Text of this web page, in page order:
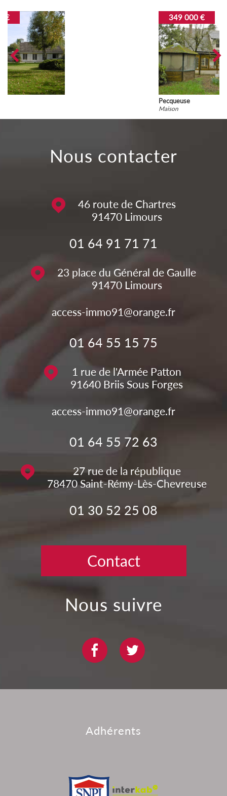
nous contacter
46 route de Chartres
91470 Limours
01 64 91 71 71
23 place du Général de Gaulle
91470 Limours
access-immo91@orange.fr
01 64 55 15 75
1 rue de l'Armée Patton
91640 Briis Sous Forges
access-immo91@orange.fr
01 64 55 72 63
27 rue de la république
78470 Saint-Rémy-Lès-Chevreuse
01 30 52 25 08
Contact
nous suivre
adhérents